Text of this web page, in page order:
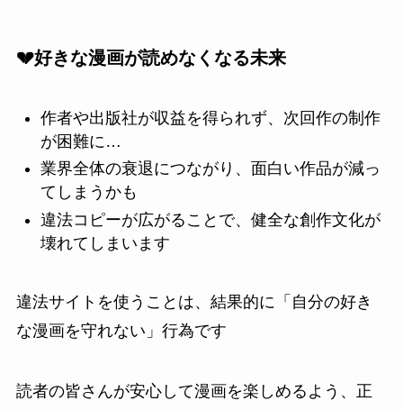
💔好きな漫画が読めなくなる未来
作者や出版社が収益を得られず、次回作の制作
が困難に…
業界全体の衰退につながり、面白い作品が減っ
てしまうかも
違法コピーが広がることで、健全な創作文化が
壊れてしまいます
違法サイトを使うことは、結果的に「自分の好き
な漫画を守れない」行為です
読者の皆さんが安心して漫画を楽しめるよう、正